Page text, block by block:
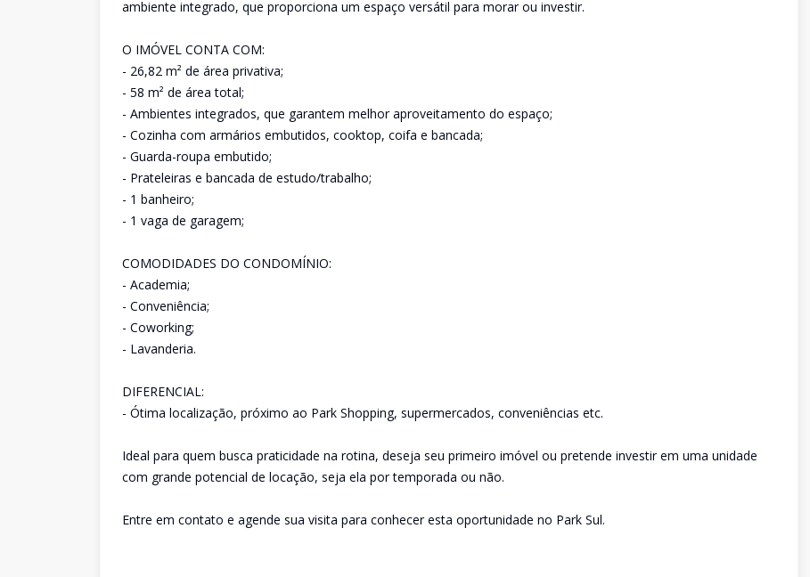
ambiente integrado, que proporciona um espaço versátil para morar ou investir.
O IMÓVEL CONTA COM:
- 26,82 m² de área privativa;
- 58 m² de área total;
- Ambientes integrados, que garantem melhor aproveitamento do espaço;
- Cozinha com armários embutidos, cooktop, coifa e bancada;
- Guarda-roupa embutido;
- Prateleiras e bancada de estudo/trabalho;
- 1 banheiro;
- 1 vaga de garagem;
COMODIDADES DO CONDOMÍNIO:
- Academia;
- Conveniência;
- Coworking;
- Lavanderia.
DIFERENCIAL:
- Ótima localização, próximo ao Park Shopping, supermercados, conveniências etc.
Ideal para quem busca praticidade na rotina, deseja seu primeiro imóvel ou pretende investir em uma unidade
com grande potencial de locação, seja ela por temporada ou não.
Entre em contato e agende sua visita para conhecer esta oportunidade no Park Sul.